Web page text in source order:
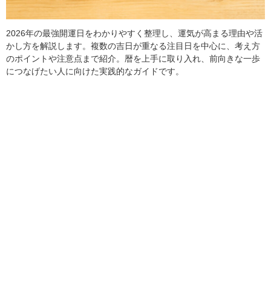
2026年の最強開運日をわかりやすく整理し、運気が高まる理由や活
かし方を解説します。複数の吉日が重なる注目日を中心に、考え方
のポイントや注意点まで紹介。暦を上手に取り入れ、前向きな一歩
につなげたい人に向けた実践的なガイドです。